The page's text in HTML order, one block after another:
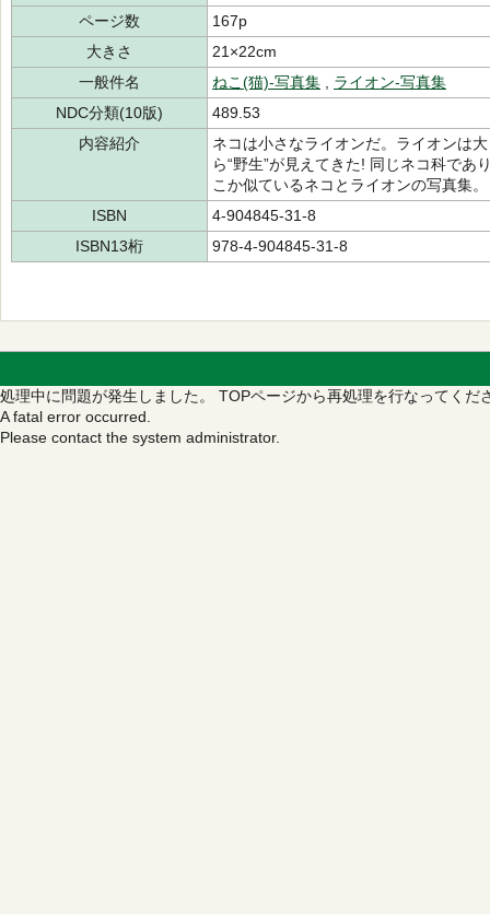
ページ数
167p
大きさ
21×22cm
一般件名
ねこ(猫)-写真集
ライオン-写真集
NDC分類(10版)
489.53
内容紹介
ネコは小さなライオンだ。ライオンは
ら“野生”が見えてきた! 同じネコ科で
こか似ているネコとライオンの写真集。
ISBN
4-904845-31-8
ISBN13桁
978-4-904845-31-8
処理中に問題が発生しました。 TOPページから再処理を行なってくだ
A fatal error occurred.
Please contact the system administrator.